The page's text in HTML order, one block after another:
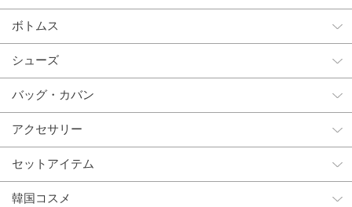
ボトムス
シューズ
バッグ・カバン
アクセサリー
セットアイテム
韓国コスメ